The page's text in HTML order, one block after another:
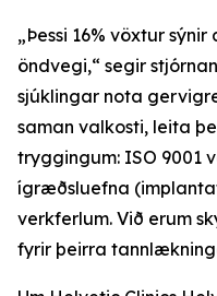
„Þessi 16% vöxtur
öndvegi,“ segir
sjúklingar nota
saman valkosti, leita
tryggingum: ISO 9001
ígræðsluefna
verkferlum. Við erum
fyrir þeirra